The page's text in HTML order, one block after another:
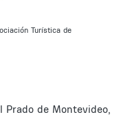
Turística de
Prado de Montevideo,